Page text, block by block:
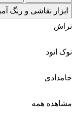
ابزار نقاشی و رنگ
تراش
نوک اتود
جامدادی
مشاهده همه